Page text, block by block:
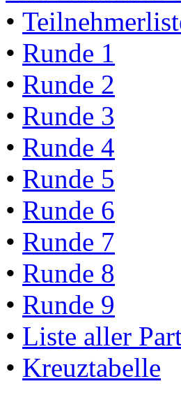
•
• Runde 1
• Runde 2
• Runde 3
• Runde 4
• Runde 5
• Runde 6
• Runde 7
• Runde 8
• Runde 9
• Liste aller
• Kreuztabelle